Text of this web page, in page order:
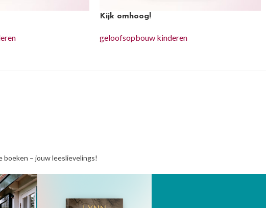
Kijk omhoog!
geloofsopbouw kinderen
boeken – jouw leeslievelings!